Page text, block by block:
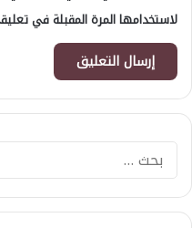
لاستخدامها المرة المقبلة في